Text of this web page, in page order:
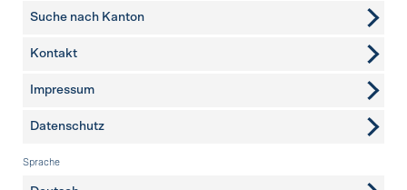
Suche nach Kanton
weitere Seiten
Kontakt
Impressum
Datenschutz
Sprache